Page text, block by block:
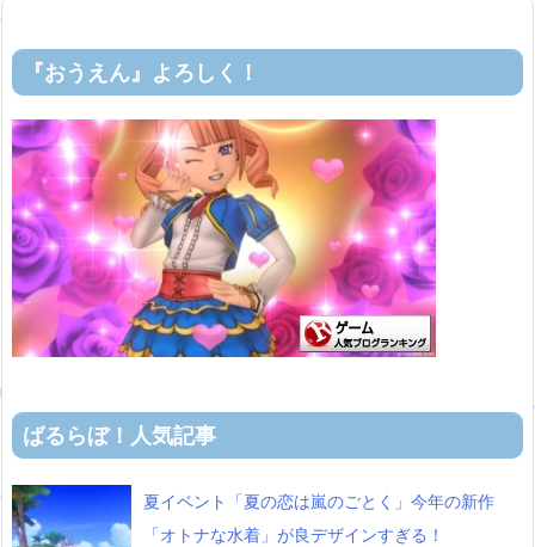
『おうえん』よろしく！
ばるらぼ！人気記事
夏イベント「夏の恋は嵐のごとく」今年の新作
「オトナな水着」が良デザインすぎる！